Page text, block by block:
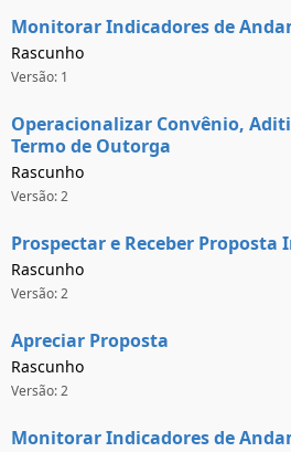
Monitorar Indicadores de
Rascunho
Versão: 1
Operacionalizar Convênio,
Termo de Outorga
Rascunho
Versão: 2
Prospectar e Receber
Rascunho
Versão: 2
Apreciar Proposta
Rascunho
Versão: 2
Monitorar Indicadores de